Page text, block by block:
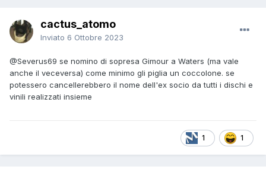
cactus_atomo
Inviato 6 Ottobre 2023
@Severus69 se nomino di sopresa Gimour a Waters (ma vale
anche il veceversa) come minimo gli piglia un coccolone. se
potessero cancellerebbero il nome dell'ex socio da tutti i dischi e
vinili realizzati insieme
1 1